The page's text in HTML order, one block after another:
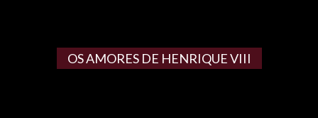
OS AMORES DE HENRIQUE VIII